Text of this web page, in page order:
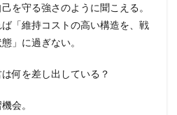
を守る強さのように聞こえる。
「維持コストの高い構造を、戦
」に過ぎない。
何を差し出している？
会。